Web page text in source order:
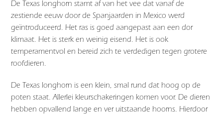
De Texas longhorn stamt af van het vee dat vanaf de
zestiende eeuw door de Spanjaarden in Mexico werd
geïntroduceerd. Het ras is goed aangepast aan een dor
klimaat. Het is sterk en weinig eisend. Het is ook
temperamentvol en bereid zich te verdedigen tegen grotere
roofdieren.
De Texas longhorn is een klein, smal rund dat hoog op de
poten staat. Allerlei kleurschakeringen komen voor. De dieren
hebben opvallend lange en ver uitstaande hoorns. Hierdoor